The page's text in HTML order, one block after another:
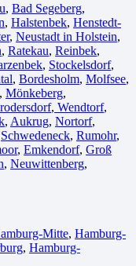
, Bad Segeberg,
, Halstenbek, Henstedt-
, Neustadt in Holstein,
, Ratekau, Reinbek,
, Stockelsdorf,
, Bordesholm, Molfsee,
, Mönkeberg,
, Wendtorf,
, Aukrug, Nortorf,
Schwedeneck, Rumohr,
, Emkendorf, Groß
, Neuwittenberg,
Mitte, Hamburg-
, Hamburg-